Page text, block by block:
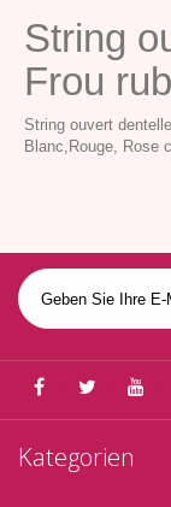
String
Frou
String ouvert
Blanc,Rouge, Rose
Kategorien